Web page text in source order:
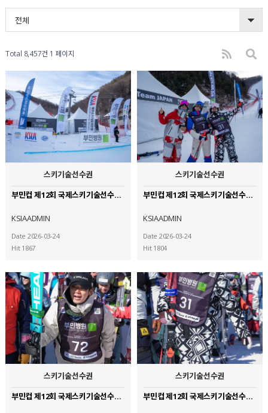
전체
Total 8,457건 1 페이지
스키기술선수권
부민컵 제12회 국제스키기술선수권대회 (30)
KSIAADMIN
Date 2026-03-24
Hit 1867
스키기술선수권
부민컵 제12회 국제스키기술선수권대회 (28)
KSIAADMIN
Date 2026-03-24
Hit 1804
스키기술선수권
부민컵 제12회 국제스키기술선수권대회 (27)
스키기술선수권
부민컵 제12회 국제스키기술선수권대회 (26)